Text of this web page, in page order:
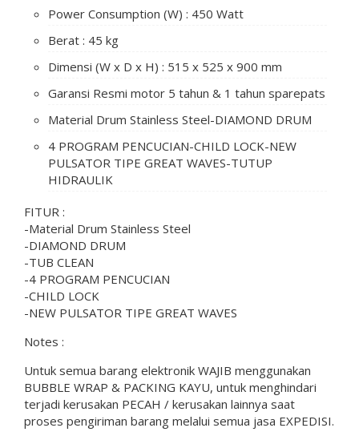
Power Consumption (W) : 450 Watt
Berat : 45 kg
Dimensi (W x D x H) : 515 x 525 x 900 mm
Garansi Resmi motor 5 tahun & 1 tahun sparepats
Material Drum Stainless Steel-DIAMOND DRUM
4 PROGRAM PENCUCIAN-CHILD LOCK-NEW
PULSATOR TIPE GREAT WAVES-TUTUP
HIDRAULIK
FITUR :
-Material Drum Stainless Steel
-DIAMOND DRUM
-TUB CLEAN
-4 PROGRAM PENCUCIAN
-CHILD LOCK
-NEW PULSATOR TIPE GREAT WAVES
Notes :
Untuk semua barang elektronik WAJIB menggunakan
BUBBLE WRAP & PACKING KAYU, untuk menghindari
terjadi kerusakan PECAH / kerusakan lainnya saat
proses pengiriman barang melalui semua jasa EXPEDISI.